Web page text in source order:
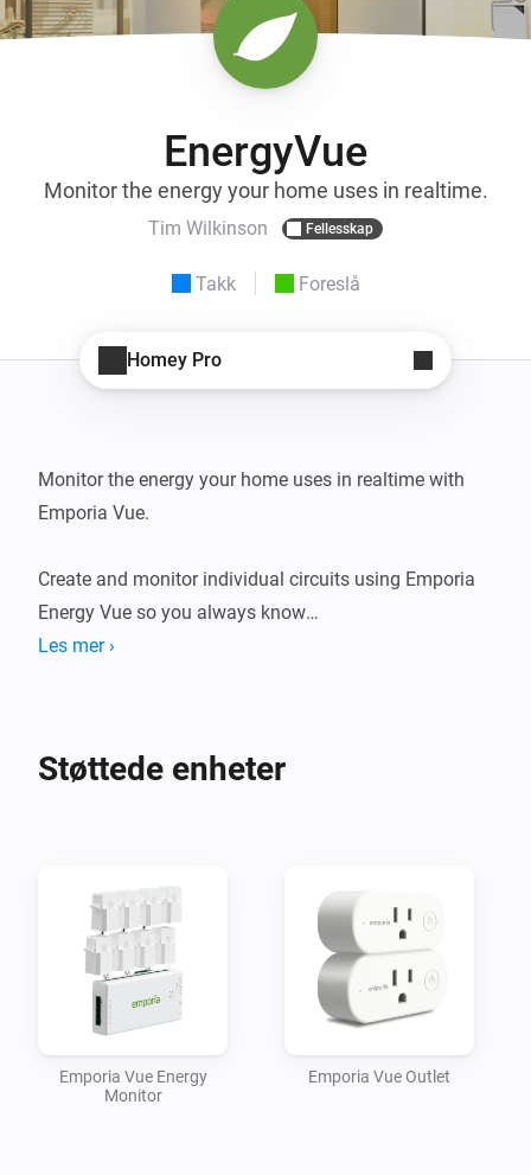
EnergyVue
Monitor the energy your home uses in realtime.
Tim Wilkinson Fellesskap
Takk Foreslå
Homey Pro
Monitor the energy your home uses in realtime with
Emporia Vue.
Create and monitor individual circuits using Emporia
Energy Vue so you always know
exactly where the energy in your home goes. Set flows
Les mer ›
Støttede enheter
Emporia Vue Energy
Monitor
Emporia Vue Outlet